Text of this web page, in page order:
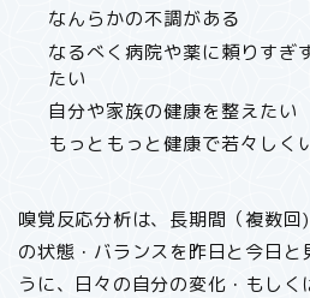
なんらかの不調がある
なるべく病院や薬に頼りすぎ
たい
自分や家族の健康を整えたい
もっともっと健康で若々しく
嗅覚反応分析は、長期間（複数
の状態・バランスを昨日と今日と
うに、日々の自分の変化・もし